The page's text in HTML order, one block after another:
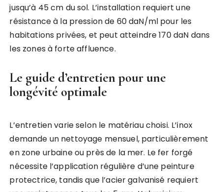
jusqu’à 45 cm du sol. L’installation requiert une
résistance à la pression de 60 daN/ml pour les
habitations privées, et peut atteindre 170 daN dans
les zones à forte affluence.
Le guide d’entretien pour une
longévité optimale
L’entretien varie selon le matériau choisi. L’inox
demande un nettoyage mensuel, particulièrement
en zone urbaine ou près de la mer. Le fer forgé
nécessite l’application régulière d’une peinture
protectrice, tandis que l’acier galvanisé requiert